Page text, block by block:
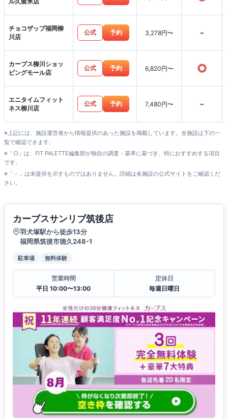
チョコザップ福岡柳
川店
公式 予約 3,278円〜 -
カーブス柳川ショッ
ピングモール店
公式 予約 6,820円〜 ○
エニタイムフィット
ネス柳川店
公式 予約 7,480円〜 -
※上記には、施設運営者から情報提供のあった施設を掲載しています。全施設は下の一
覧で確認できます。
※「○」は、FIT PALETTE編集部が独自の調査・基準に基づき、特におすすめする項目
です。
※「－」は未提供を示すものではありません。詳細は各施設の公式サイトをご確認くだ
さい。
カーブスサンリブ筑後店
羽犬塚駅から徒歩13分
福岡県筑後市徳久248-1
駐車場 無料体験
営業時間
平日 10:00〜13:00
定休日
毎週日曜日